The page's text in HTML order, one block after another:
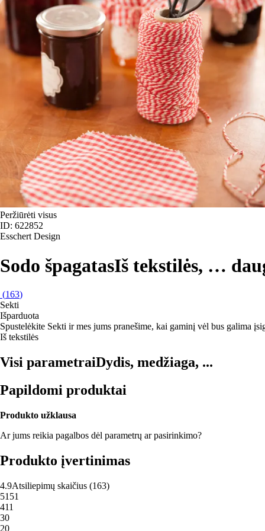
Peržiūrėti visus
ID: 622852
Esschert Design
Sodo špagatasIš tekstilės, …
(163)
Sekti
Išparduota
Spustelėkite Sekti ir mes jums pranešime, kai gaminį vėl bus galima
Iš tekstilės
Visi parametraiDydis, medžiaga, ...
Papildomi produktai
Produkto užklausa
Ar jums reikia pagalbos dėl parametrų ar pasirinkimo?
Produkto įvertinimas
4.9Atsiliepimų skaičius (163)
5151
411
30
20